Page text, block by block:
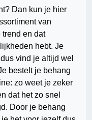
Dan kun je hier
van
trend en dat
hebt. Je
vind je altijd wel
bestelt je behang
zo weet je zeker
dat het zo snel
Door je behang